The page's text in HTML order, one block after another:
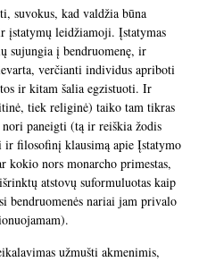
suvokus, kad valdžia būna
leidžiamoji. Įstatymas
sujungia į bendruomenę, ir
verčianti individus apriboti
ir kitam šalia egzistuoti. Ir
tiek religinė) taiko tam tikras
paneigti (tą ir reiškia žodis
filosofinį klausimą apie Įstatymo
nors monarcho primestas,
atstovų suformuluotas kaip
bendruomenės nariai jam privalo
užmušti akmenimis,